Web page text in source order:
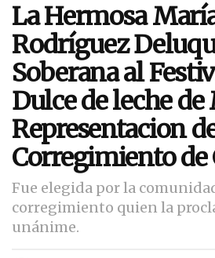
La Hermosa
Rodríguez
Soberana al
Dulce de leche
Representacion
Corregimiento
Fue elegida por la
corregimiento quien la
unánime.